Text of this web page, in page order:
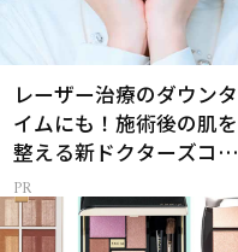
レーザー治療のダウンタ
イムにも！施術後の肌を
整える新ドクターズコス
メ